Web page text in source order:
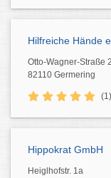
Hilfreiche Hände
Otto-Wagner-Straße
82110 Germering
(1)
Hippokrat GmbH
Heiglhofstr. 1a